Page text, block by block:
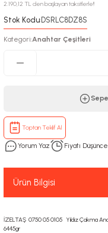
2.190,12 TL den başlayan taksitlerle!!
Stok Kodu: DSRLC8DZ8S
Kategori:Anahtar Çeşitleri
Toptan Teklif Al
Yorum Yaz Fiyatı
Ürün Bilgisi
İZELTAŞ 0750 05 0105 Yıldız
6445gr